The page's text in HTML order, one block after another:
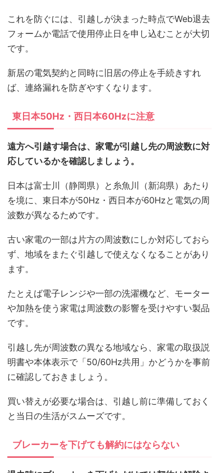
これを防ぐには、引越しが決まった時点でWeb退去
フォームか電話で使用停止日を申し込むことが大切
です。
新居の電気契約と同時に旧居の停止を手続きすれ
ば、連絡漏れを防ぎやすくなります。
東日本50Hz・西日本60Hzに注意
遠方へ引越す場合は、家電が引越し先の周波数に対
応しているかを確認しましょう。
日本は富士川（静岡県）と糸魚川（新潟県）あたり
を境に、東日本が50Hz・西日本が60Hzと電気の周
波数が異なるためです。
古い家電の一部は片方の周波数にしか対応しておら
ず、地域をまたぐ引越しで使えなくなることがあり
ます。
たとえば電子レンジや一部の洗濯機など、モーター
や加熱を使う家電は周波数の影響を受けやすい製品
です。
引越し先が周波数の異なる地域なら、家電の取扱説
明書や本体表示で「50/60Hz共用」かどうかを事前
に確認しておきましょう。
買い替えが必要な場合は、引越し前に準備しておく
と当日の生活がスムーズです。
ブレーカーを下げても解約にはならない